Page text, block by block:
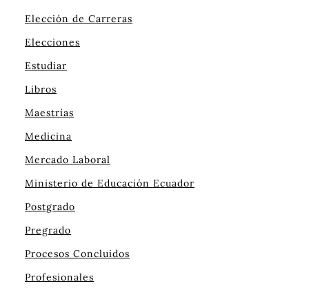
Elección de Carreras
Elecciones
Estudiar
Libros
Maestrías
Medicina
Mercado Laboral
Ministerio de Educación Ecuador
Postgrado
Pregrado
Procesos Concluidos
Profesionales